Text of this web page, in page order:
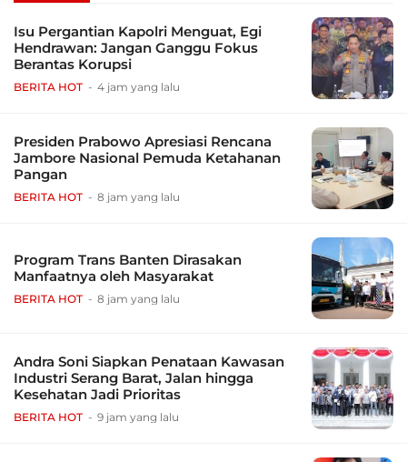
Isu Pergantian Kapolri Menguat, Egi
Hendrawan: Jangan Ganggu Fokus
Berantas Korupsi
BERITA HOT 4 jam yang lalu
Presiden Prabowo Apresiasi Rencana
Jambore Nasional Pemuda Ketahanan
Pangan
BERITA HOT 8 jam yang lalu
Program Trans Banten Dirasakan
Manfaatnya oleh Masyarakat
BERITA HOT 8 jam yang lalu
Andra Soni Siapkan Penataan Kawasan
Industri Serang Barat, Jalan hingga
Kesehatan Jadi Prioritas
BERITA HOT 9 jam yang lalu